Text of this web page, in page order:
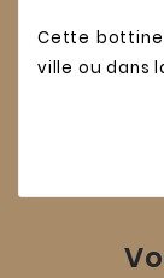
Cette bottine
ville ou dans